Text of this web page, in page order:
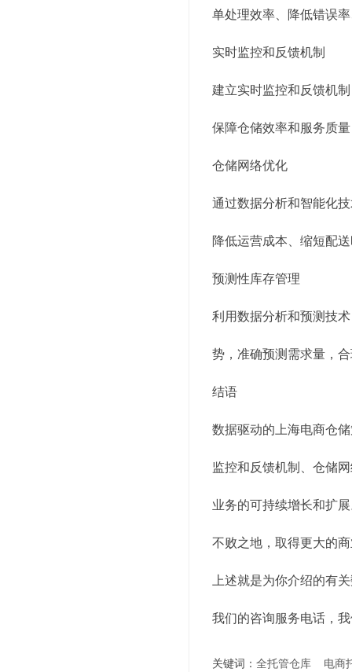
单处理效率、降低错误
实时监控和反馈机制
建立实时监控和反馈机
保障仓储效率和服务质
仓储网络优化
通过数据分析和智能化
降低运营成本、缩短配
预测性库存管理
利用数据分析和预测技
势，准确预测需求量，
结语
数据驱动的上海电商仓
监控和反馈机制、仓储
业务的可持续增长和扩
不败之地，取得更大的
上述就是为你介绍的有
我们的咨询服务电话，
关键词： 全托管仓库 电商